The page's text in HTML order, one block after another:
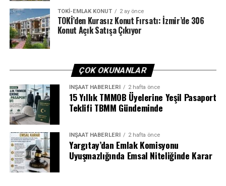
TOKI-EMLAK KONUT 2 ay önce
TOKİ’den Kurasız Konut Fırsatı: İzmir’de 306
Konut Açık Satışa Çıkıyor
ÇOK OKUNANLAR
İNŞAAT HABERLERI 2 hafta önce
15 Yıllık TMMOB Üyelerine Yeşil Pasaport
Teklifi TBMM Gündeminde
İNŞAAT HABERLERI 2 hafta önce
Yargıtay’dan Emlak Komisyonu
Uyuşmazlığında Emsal Niteliğinde Karar